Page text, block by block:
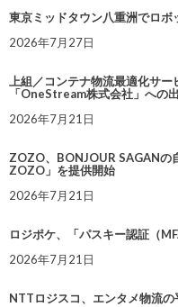
東京ミッドタウン八重洲でロ
2026年7月27日
上組／コンテナ物流最適化サ
「OneStream株式会社」への
2026年7月21日
ZOZO、BONJOUR SAGANの
ZOZO」を提供開始
2026年7月21日
ロジポケ、「パスキー認証（
2026年7月21日
NTTロジスコ、エンタメ物流